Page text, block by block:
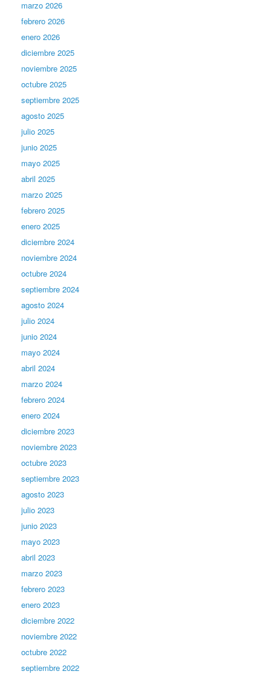
marzo 2026
febrero 2026
enero 2026
diciembre 2025
noviembre 2025
octubre 2025
septiembre 2025
agosto 2025
julio 2025
junio 2025
mayo 2025
abril 2025
marzo 2025
febrero 2025
enero 2025
diciembre 2024
noviembre 2024
octubre 2024
septiembre 2024
agosto 2024
julio 2024
junio 2024
mayo 2024
abril 2024
marzo 2024
febrero 2024
enero 2024
diciembre 2023
noviembre 2023
octubre 2023
septiembre 2023
agosto 2023
julio 2023
junio 2023
mayo 2023
abril 2023
marzo 2023
febrero 2023
enero 2023
diciembre 2022
noviembre 2022
octubre 2022
septiembre 2022